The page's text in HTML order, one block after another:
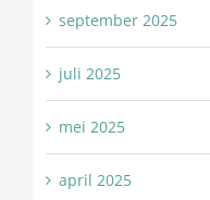
september 2025
juli 2025
mei 2025
april 2025